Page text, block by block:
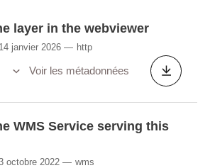
layer in the webviewer
janvier 2026 http
Voir les métadonnées
WMS Service serving this
octobre 2022 wms